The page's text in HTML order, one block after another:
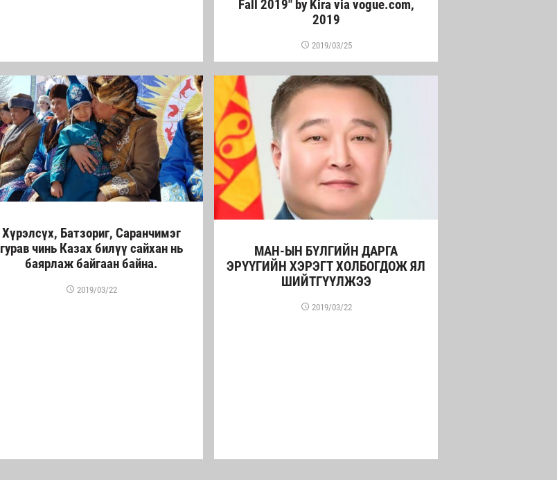
Fall 2019" by Kira via vogue.com,
2019
2019/03/25
Хүрэлсүх, Батзориг, Саранчимэг
гурав чинь Казах билүү сайхан нь
баярлаж байгаан байна.
2019/03/22
МАН-ЫН БҮЛГИЙН ДАРГА
ЭРҮҮГИЙН ХЭРЭГТ ХОЛБОГДОЖ ЯЛ
ШИЙТГҮҮЛЖЭЭ
2019/03/22